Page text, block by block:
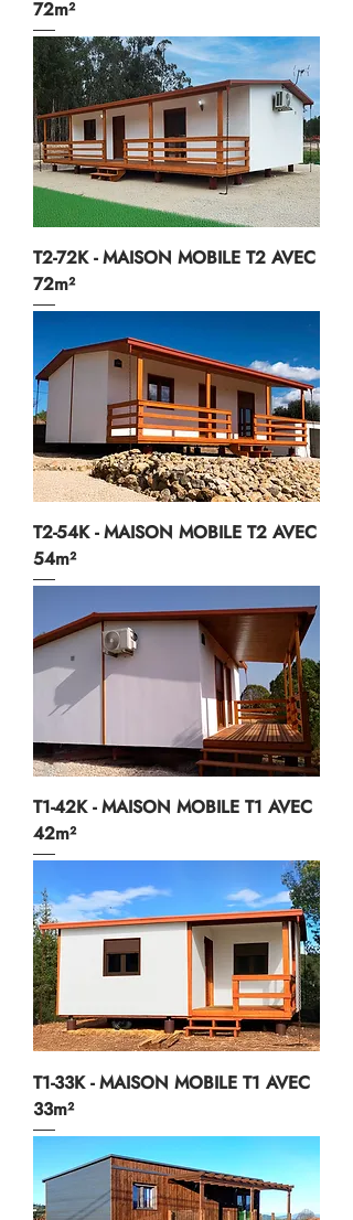
72m²
T2-72K - MAISON MOBILE T2 AVEC
72m²
T2-54K - MAISON MOBILE T2 AVEC
54m²
T1-42K - MAISON MOBILE T1 AVEC
42m²
T1-33K - MAISON MOBILE T1 AVEC
33m²